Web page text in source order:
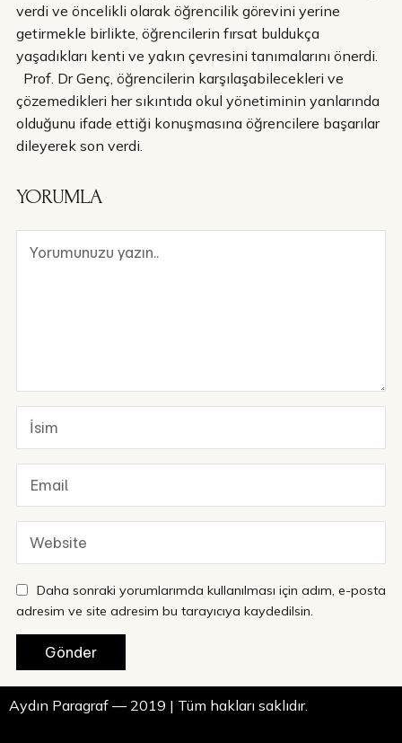
verdi ve öncelikli olarak öğrencilik görevini yerine
getirmekle birlikte, öğrencilerin fırsat buldukça
yaşadıkları kenti ve yakın çevresini tanımalarını önerdi.
Prof. Dr Genç, öğrencilerin karşılaşabilecekleri ve
çözemedikleri her sıkıntıda okul yönetiminin yanlarında
olduğunu ifade ettiği konuşmasına öğrencilere başarılar
dileyerek son verdi.
YORUMLA
Daha sonraki yorumlarımda kullanılması için adım, e-posta
adresim ve site adresim bu tarayıcıya kaydedilsin.
Aydın Paragraf — 2019 | Tüm hakları saklıdır.